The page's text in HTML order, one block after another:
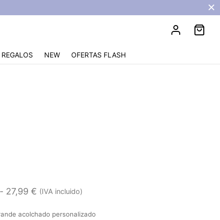
REGALOS NEW OFERTAS FLASH
- 27,99 € Rango
(IVA incluido)
acolchado personalizado